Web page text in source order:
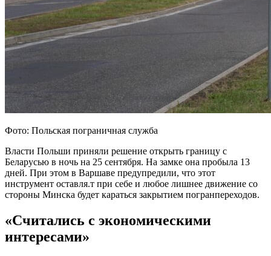
Фото: Польская пограничная служба
Власти Польши приняли решение открыть границу с
Беларусью в ночь на 25 сентября. На замке она пробыла 13
дней. При этом в Варшаве предупредили, что этот
инструмент оставля.т при себе и любое лишнее движение со
стороны Минска будет караться закрытием погранпереходов.
«Считались с экономическими
интересами»